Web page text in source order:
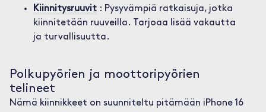
Kiinnitysruuvit: Pysyvämpiä ratkaisuja, jotka
kiinnitetään ruuveilla. Tarjoaa lisää vakautta
ja turvallisuutta.
Polkupyörien ja moottoripyörien
telineet
Nämä kiinnikkeet on suunniteltu pitämään iPhone 16